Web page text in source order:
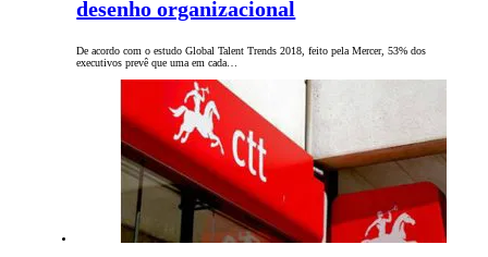
desenho organizacional
De acordo com o estudo Global Talent Trends 2018, feito pela Mercer, 53% dos
executivos prevê que uma em cada…